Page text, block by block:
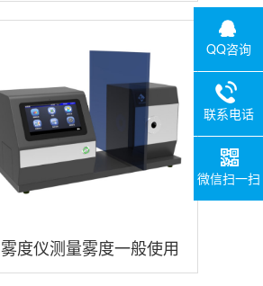
品牌雾度仪怎么样？
雾度仪测量雾度一般使用
QQ咨询
联系电话
微信扫一扫